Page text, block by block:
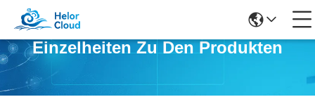
Einzelheiten Zu Den Produkten